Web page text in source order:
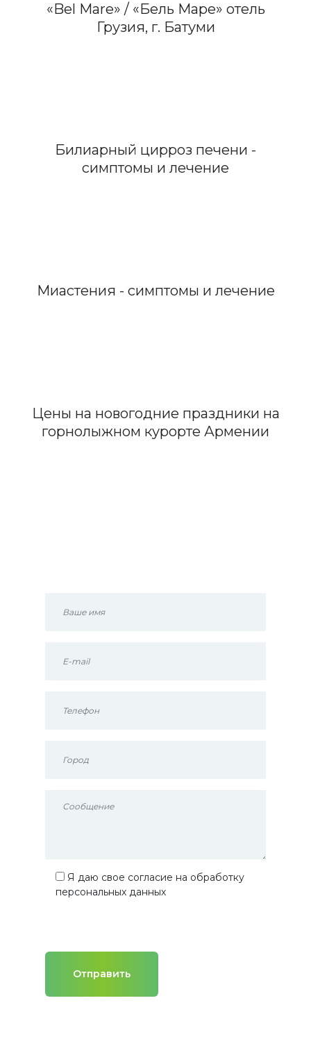
«Bel Mare» / «Бель Маре» отель
Грузия, г. Батуми
Билиарный цирроз печени -
симптомы и лечение
Миастения - симптомы и лечение
Цены на новогодние праздники на
горнолыжном курорте Армении
Я даю свое согласие на обработку
персональных данных
Отправить